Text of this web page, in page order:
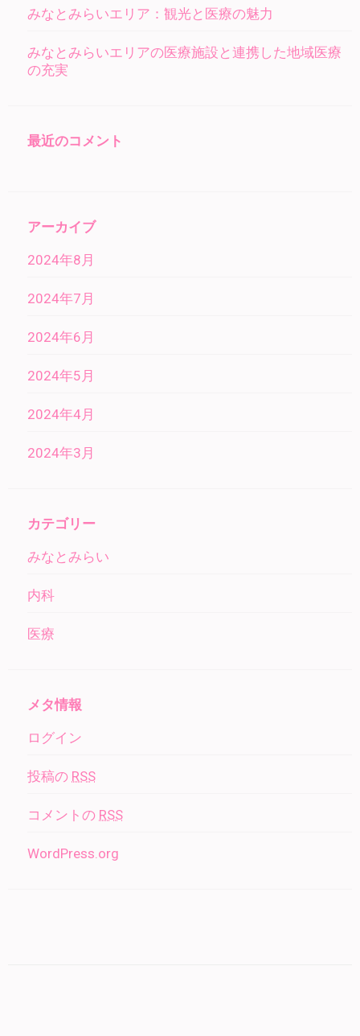
みなとみらいエリア：観光と医療の魅力
みなとみらいエリアの医療施設と連携した地域医療
の充実
最近のコメント
アーカイブ
2024年8月
2024年7月
2024年6月
2024年5月
2024年4月
2024年3月
カテゴリー
みなとみらい
内科
医療
メタ情報
ログイン
投稿の RSS
コメントの RSS
WordPress.org